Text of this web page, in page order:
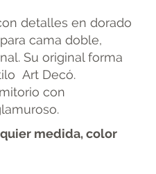
detalles en dorado
cama doble,
Su original forma
Art Decó.
con
medida, color